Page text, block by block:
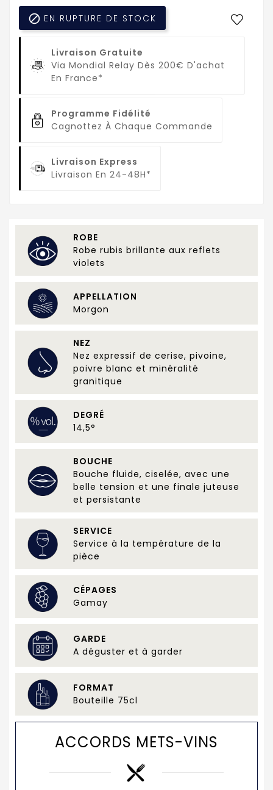
 EN RUPTURE DE STOCK
Livraison Gratuite
Via Mondial Relay Dès 200€ D'achat
En France*
Programme Fidélité
Cagnottez À Chaque Commande
Livraison Express
Livraison En 24-48H*
ROBE
Robe rubis brillante aux reflets
violets
APPELLATION
Morgon
NEZ
Nez expressif de cerise, pivoine,
poivre blanc et minéralité
granitique
DEGRÉ
14,5°
BOUCHE
Bouche fluide, ciselée, avec une
belle tension et une finale juteuse
et persistante
SERVICE
Service à la température de la
pièce
CÉPAGES
Gamay
GARDE
A déguster et à garder
FORMAT
Bouteille 75cl
ACCORDS METS-VINS